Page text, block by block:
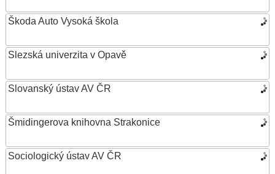
Škoda Auto Vysoká škola
Slezská univerzita v Opavě
Slovanský ústav AV ČR
Šmidingerova knihovna Strakonice
Sociologický ústav AV ČR